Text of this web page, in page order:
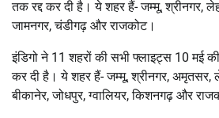
तक रद्द कर दी है। ये शहर हैं- जम्मू, श्रीनगर,
जामनगर, चंडीगढ़ और राजकोट।
इंडिगो ने 11 शहरों की सभी फ्लाइट्स 10 मई
कर दी है। ये शहर हैं- जम्मू, श्रीनगर, अमृतसर,
बीकानेर, जोधपुर, ग्वालियर, किशनगढ़ और